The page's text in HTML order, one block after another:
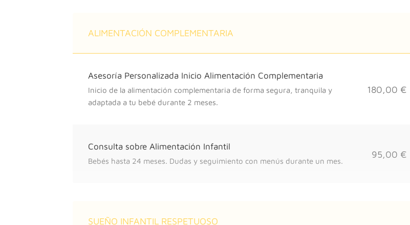
ALIMENTACIÓN COMPLEMENTARIA
Asesoría Personalizada Inicio Alimentación Complementaria
Inicio de la alimentación complementaria de forma segura, tranquila y
adaptada a tu bebé durante 2 meses.
180,00 €
Consulta sobre Alimentación Infantil
Bebés hasta 24 meses. Dudas y seguimiento con menús durante un mes.
95,00 €
SUEÑO INFANTIL RESPETUOSO